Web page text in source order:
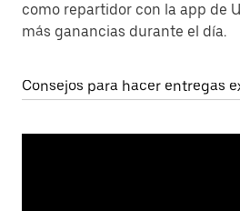
como repartidor con la app de
más ganancias durante el día.
Consejos para hacer entregas